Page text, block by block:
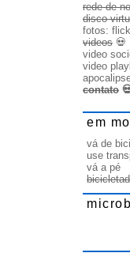
rede de
disco
fotos:
videos 💀
video
video
contato
em
vá de
use
vá a pé